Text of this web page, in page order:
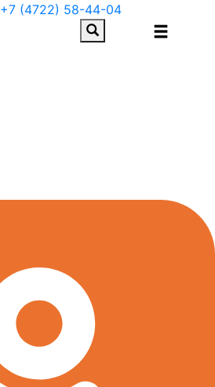
+7 (4722) 58-44-04